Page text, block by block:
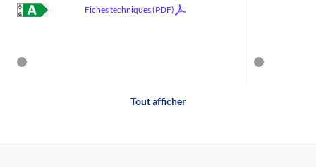
Fiches techniques (PDF)
Tout afficher